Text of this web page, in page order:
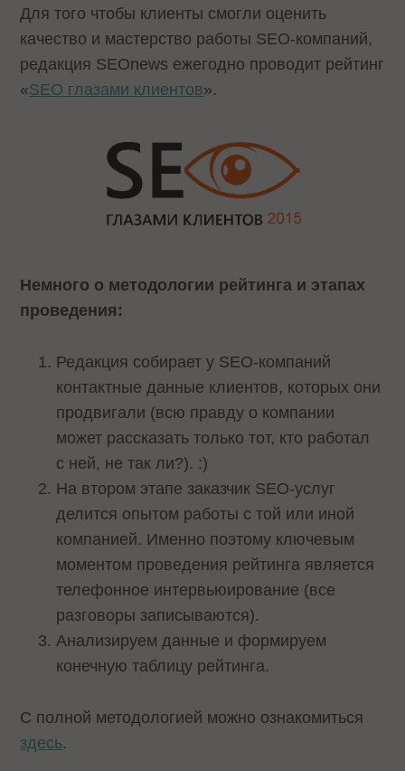
Для того чтобы клиенты смогли оценить
качество и мастерство работы SEO-компаний,
редакция SEOnews ежегодно проводит рейтинг
«SEO глазами клиентов».
Немного о методологии рейтинга и этапах
проведения:
Редакция собирает у SEO-компаний
контактные данные клиентов, которых они
продвигали (всю правду о компании
может рассказать только тот, кто работал
с ней, не так ли?). :)
На втором этапе заказчик SEO-услуг
делится опытом работы с той или иной
компанией. Именно поэтому ключевым
моментом проведения рейтинга является
телефонное интервьюирование (все
разговоры записываются).
Анализируем данные и формируем
конечную таблицу рейтинга.
С полной методологией можно ознакомиться
здесь.